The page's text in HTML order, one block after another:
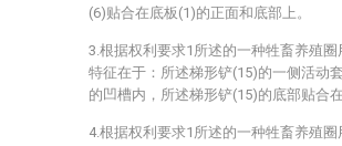
(6)贴合在底板(1)的正面和底部上。
3.根据权利要求1所述的一种牲畜养殖
特征在于：所述梯形铲(15)的一侧活动
的凹槽内，所述梯形铲(15)的底部贴合在
4.根据权利要求1所述的一种牲畜养殖